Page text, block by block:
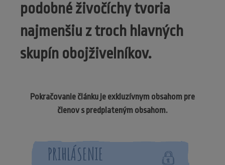
podobné živočíchy tvoria
najmenšiu z troch hlavných
skupín obojživelníkov.
Pokračovanie článku je exkluzívnym obsahom pre
členov s predplateným obsahom.
PRIHLÁSENIE